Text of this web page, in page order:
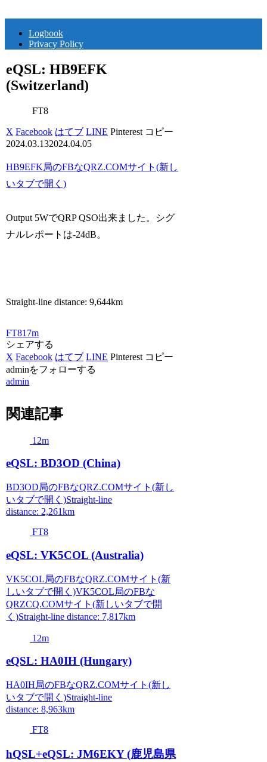
Logbook
Privacy Policy
eQSL: HB9EFK
(Switzerland)
FT8
X Facebook はてブ LINE Pinterest コピー
2024.03.132024.04.05
HB9EFK局のFBなQRZ.COMサイト(新し
いタブで開く)
Output 5WでQRP QSO出来ました。シグ
ナルレポートは-24dB。
Straight-line distance: 9,644km
FT817m
シェアする
X Facebook はてブ LINE Pinterest コピー
adminをフォローする
admin
関連記事
12m
eQSL: BD3OD (China)
BD3OD局のFBなQRZ.COMサイト(新し
いタブで開く)Straight-line
distance: 2,261km
FT8
eQSL: VK5COL (Australia)
VK5COL局のFBなQRZ.COMサイト(新
しいタブで開く)VK5COL局のFBな
QRZCQ.COMサイト(新しいタブで開
く)Straight-line distance: 7,817km
12m
eQSL: HA0IH (Hungary)
HA0IH局のFBなQRZ.COMサイト(新し
いタブで開く)Straight-line
distance: 8,963km
FT8
hQSL+eQSL: JM6EKY (鹿児島県